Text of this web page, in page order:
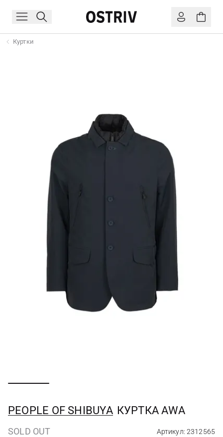
Куртки
PEOPLE OF SHIBUYA КУРТКА AWA
SOLD OUT Артикул: 2312565